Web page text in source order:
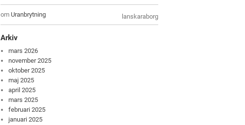
lanskaraborg
om Uranbrytning
Arkiv
mars 2026
november 2025
oktober 2025
maj 2025
april 2025
mars 2025
februari 2025
januari 2025